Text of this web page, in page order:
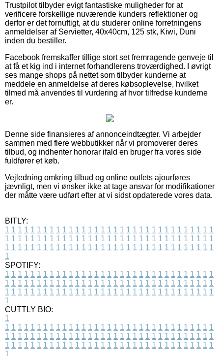
Trustpilot tilbyder evigt fantastiske muligheder for at
verificere forskellige nuværende kunders reflektioner og
derfor er det fornuftigt, at du studerer online forretningens
anmeldelser af Servietter, 40x40cm, 125 stk, Kiwi, Duni
inden du bestiller.
Facebook fremskaffer tillige stort set fremragende genveje til
at få et kig ind i internet forhandlerens troværdighed. I øvrigt
ses mange shops på nettet som tilbyder kunderne at
meddele en anmeldelse af deres købsoplevelse, hvilket
tilmed må anvendes til vurdering af hvor tilfredse kunderne
er.
Denne side finansieres af annonceindtægter. Vi arbejder
sammen med flere webbutikker når vi promoverer deres
tilbud, og indhenter honorar ifald en bruger fra vores side
fuldfører et køb.
Vejledning omkring tilbud og online outlets ajourføres
jævnligt, men vi ønsker ikke at tage ansvar for modifikationer
der måtte være udført efter at vi sidst opdaterede vores data.
BITLY:
1 1 1 1 1 1 1 1 1 1 1 1 1 1 1 1 1 1 1 1 1 1 1 1 1 1 1 1 1 1 1 1 1
1 1 1 1 1 1 1 1 1 1 1 1 1 1 1 1 1 1 1 1 1 1 1 1 1 1 1 1 1 1 1 1 1
1 1 1 1 1 1 1 1 1 1 1 1 1 1 1 1 1 1 1 1 1 1 1 1 1 1 1 1 1 1 1 1 1
1
SPOTIFY:
1 1 1 1 1 1 1 1 1 1 1 1 1 1 1 1 1 1 1 1 1 1 1 1 1 1 1 1 1 1 1 1 1
1 1 1 1 1 1 1 1 1 1 1 1 1 1 1 1 1 1 1 1 1 1 1 1 1 1 1 1 1 1 1 1 1
1 1 1 1 1 1 1 1 1 1 1 1 1 1 1 1 1 1 1 1 1 1 1 1 1 1 1 1 1 1 1 1 1
1
CUTTLY BIO:
1
1 1 1 1 1 1 1 1 1 1 1 1 1 1 1 1 1 1 1 1 1 1 1 1 1 1 1 1 1 1 1 1 1
1 1 1 1 1 1 1 1 1 1 1 1 1 1 1 1 1 1 1 1 1 1 1 1 1 1 1 1 1 1 1 1 1
1 1 1 1 1 1 1 1 1 1 1 1 1 1 1 1 1 1 1 1 1 1 1 1 1 1 1 1 1 1 1 1 1
1